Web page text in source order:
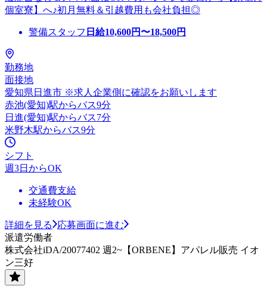
個室寮】へ♪初月無料＆引越費用も会社負担◎
警備スタッフ 日給10,600円〜18,500円
勤務地
面接地
愛知県日進市 ※求人企業側に確認をお願いします
赤池(愛知)駅からバス9分
日進(愛知)駅からバス7分
米野木駅からバス9分
シフト
週3日からOK
交通費支給
未経験OK
詳細を見る
応募画面に進む
派遣労働者
株式会社iDA/20077402 週2~【ORBENE】アパレル販売 イオ
ン三好